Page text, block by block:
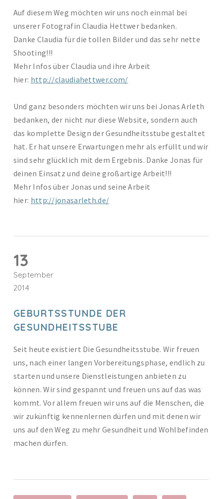
Auf diesem Weg möchten wir uns noch einmal bei
unserer Fotografin Claudia Hettwer bedanken.
Danke Claudia für die tollen Bilder und das sehr nette
Shooting!!!
Mehr Infos über Claudia und ihre Arbeit
hier: http://claudiahettwer.com/
Und ganz besonders möchten wir uns bei Jonas Arleth
bedanken, der nicht nur diese Website, sondern auch
das komplette Design der Gesundheitsstube gestaltet
hat. Er hat unsere Erwartungen mehr als erfüllt und wir
sind sehr glücklich mit dem Ergebnis. Danke Jonas für
deinen Einsatz und deine großartige Arbeit!!!
Mehr Infos über Jonas und seine Arbeit
hier: http://jonasarleth.de/
13
September
2014
GEBURTSSTUNDE DER
GESUNDHEITSSTUBE
Seit heute existiert Die Gesundheitsstube. Wir freuen
uns, nach einer langen Vorbereitungsphase, endlich zu
starten und unsere Dienstleistungen anbieten zu
können. Wir sind gespannt und freuen uns auf das was
kommt. Vor allem freuen wir uns auf die Menschen, die
wir zukünftig kennenlernen dürfen und mit denen wir
uns auf den Weg zu mehr Gesundheit und Wohlbefinden
machen dürfen.